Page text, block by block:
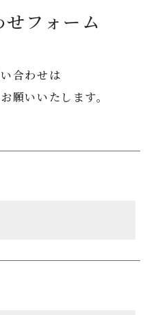
フォーム
合わせは
願いいたします。